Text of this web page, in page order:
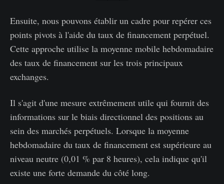
Ensuite, nous pouvons établir un cadre pour repérer ces
points pivots à l'aide du taux de financement perpétuel.
Cette approche utilise la moyenne mobile hebdomadaire
des taux de financement sur les trois principaux
exchanges.
Il s'agit d'une mesure extrêmement utile qui fournit des
informations sur le biais directionnel des positions au
sein des marchés perpétuels. Lorsque la moyenne
hebdomadaire du taux de financement est supérieure au
niveau neutre (0,01 % par 8 heures), cela indique qu'il
existe une forte demande du côté long.